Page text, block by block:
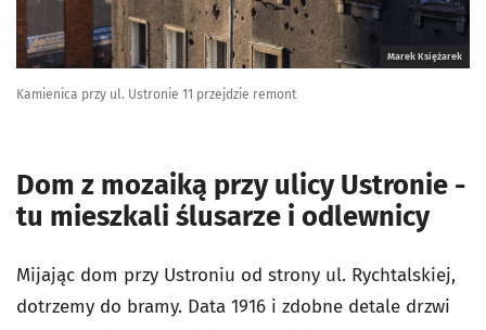
Marek Księżarek
Kamienica przy ul. Ustronie 11 przejdzie remont
Dom z mozaiką przy ulicy Ustronie -
tu mieszkali ślusarze i odlewnicy
Mijając dom przy Ustroniu od strony ul. Rychtalskiej,
dotrzemy do bramy. Data 1916 i zdobne detale drzwi